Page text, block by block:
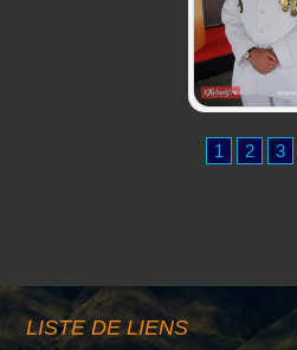
1 2 3
LISTE DE LIENS